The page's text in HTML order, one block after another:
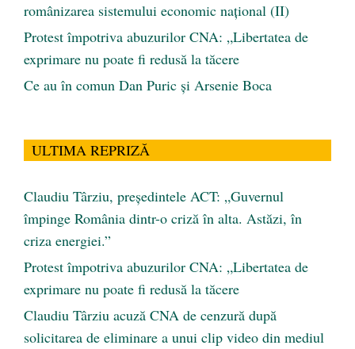
românizarea sistemului economic naţional (II)
Protest împotriva abuzurilor CNA: „Libertatea de
exprimare nu poate fi redusă la tăcere
Ce au în comun Dan Puric şi Arsenie Boca
ULTIMA REPRIZĂ
Claudiu Târziu, președintele ACT: „Guvernul
împinge România dintr-o criză în alta. Astăzi, în
criza energiei.”
Protest împotriva abuzurilor CNA: „Libertatea de
exprimare nu poate fi redusă la tăcere
Claudiu Târziu acuză CNA de cenzură după
solicitarea de eliminare a unui clip video din mediul